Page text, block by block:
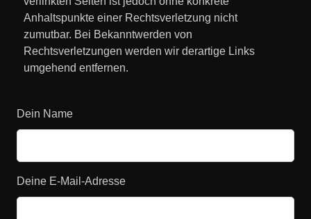
Anhaltspunkte einer Rechtsverletzung nicht
zumutbar. Bei Bekanntwerden von
Rechtsverletzungen werden wir derartige Links
umgehend entfernen.
Dein Name
Deine E-Mail-Adresse